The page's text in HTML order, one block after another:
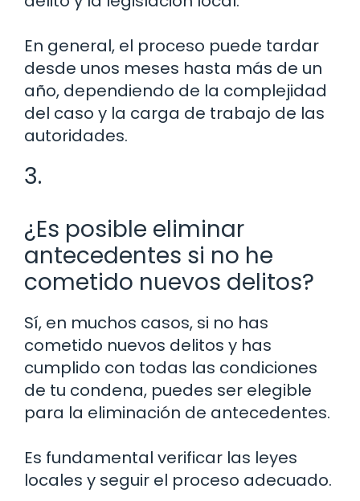
En general, el proceso puede tardar
desde unos meses hasta más de un
año, dependiendo de la complejidad
del caso y la carga de trabajo de las
autoridades.
3.
¿Es posible eliminar
antecedentes si no he
cometido nuevos delitos?
Sí, en muchos casos, si no has
cometido nuevos delitos y has
cumplido con todas las condiciones
de tu condena, puedes ser elegible
para la eliminación de antecedentes.
Es fundamental verificar las leyes
locales y seguir el proceso adecuado.